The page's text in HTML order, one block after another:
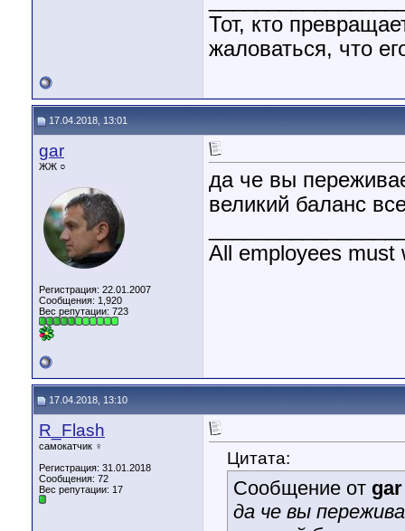
Тот, кто
жаловаться, что
17.04.2018, 13:01
gar
ЖЖ ○
Регистрация: 22.01.2007
Сообщения: 1,920
Вес репутации: 723
да че вы
великий баланс
All employees must
17.04.2018, 13:10
R_Flash
самокатчик ♀
Регистрация: 31.01.2018
Сообщения: 72
Вес репутации: 17
Цитата:
Сообщение от gar
да че вы